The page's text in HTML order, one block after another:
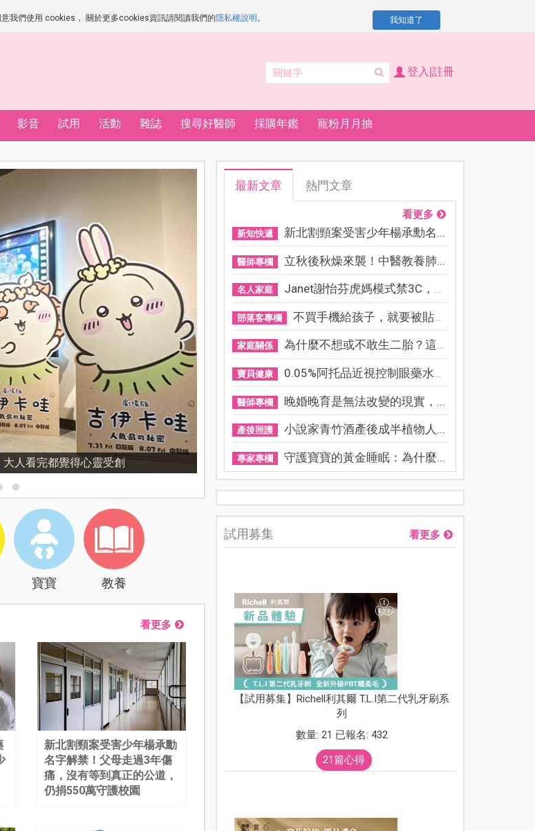
我們使用 cookies， 關於更多cookies資訊請閱讀我們的隱私權說明 。 我知道了
登入|註冊
影音 試用 活動 雜誌 搜尋好醫師 採購年鑑 寵粉月月抽
是讀懂孩子的心理準備度 熊本強震讓台灣人也揪心！無印良品店員發枕頭護頭、陪伴撤離
寶寶 教養
看更多
新北割頸案受害少年楊承勳
名字解禁！父母走過3年傷
痛，沒有等到真正的公道，
仍捐550萬守護校園
最新文章 熱門文章
看更多
新知快遞 新北割頸案受害少年楊承勳名...
醫師專欄 立秋後秋燥來襲！中醫教養肺...
名人家庭 Janet謝怡芬虎媽模式禁3C，看...
部落客專欄 不買手機給孩子，就要被貼「...
家庭關係 為什麼不想或不敢生二胎？這8...
寶貝健康 0.05%阿托品近視控制眼藥水納...
醫師專欄 晚婚晚育是無法改變的現實，...
產後照護 小說家青竹酒產後成半植物人...
專家專欄 守護寶寶的黃金睡眠：為什麼...
試用募集 看更多
【試用募集】Richell利其爾 T.L.I第二代乳牙刷系
列
數量: 21 已報名: 432
21篇心得